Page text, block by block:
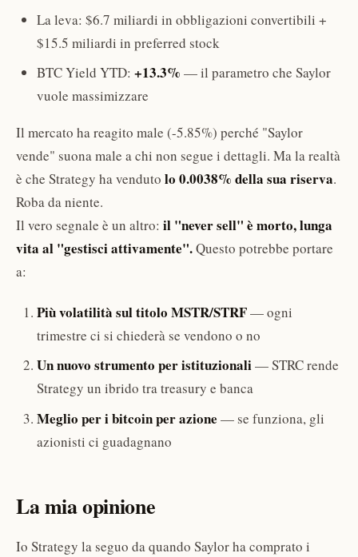
La leva: $6.7 miliardi in obbligazioni convertibili +
$15.5 miliardi in preferred stock
BTC Yield YTD: +13.3% — il parametro che Saylor
vuole massimizzare
Il mercato ha reagito male (-5.85%) perché "Saylor
vende" suona male a chi non segue i dettagli. Ma la realtà
è che Strategy ha venduto lo 0.0038% della sua riserva.
Roba da niente.
Il vero segnale è un altro: il "never sell" è morto, lunga
vita al "gestisci attivamente".Questo potrebbe portare
a:
Più volatilità sul titolo MSTR/STRF— ogni
trimestre ci si chiederà se vendono o no
Un nuovo strumento per istituzionali— STRC rende
Strategy un ibrido tra treasury e banca
Meglio per i bitcoin per azione — se funziona, gli
azionisti ci guadagnano
La mia opinione
Io Strategy la seguo da quando Saylor ha comprato i